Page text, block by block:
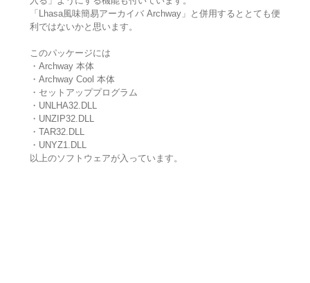
「Lhasa風味簡易アーカイバ Archway」と併用するととても便
利ではないかと思います。
このパッケージには
・Archway 本体
・Archway Cool 本体
・セットアッププログラム
・UNLHA32.DLL
・UNZIP32.DLL
・TAR32.DLL
・UNYZ1.DLL
以上のソフトウェアが入っています。